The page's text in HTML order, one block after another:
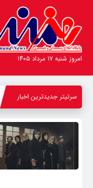
امروز شنبه ۱۷ مرداد ۱۴۰۵
سرتیتر جدیدترین اخبار